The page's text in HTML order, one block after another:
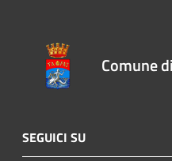
Comune
SEGUICI SU